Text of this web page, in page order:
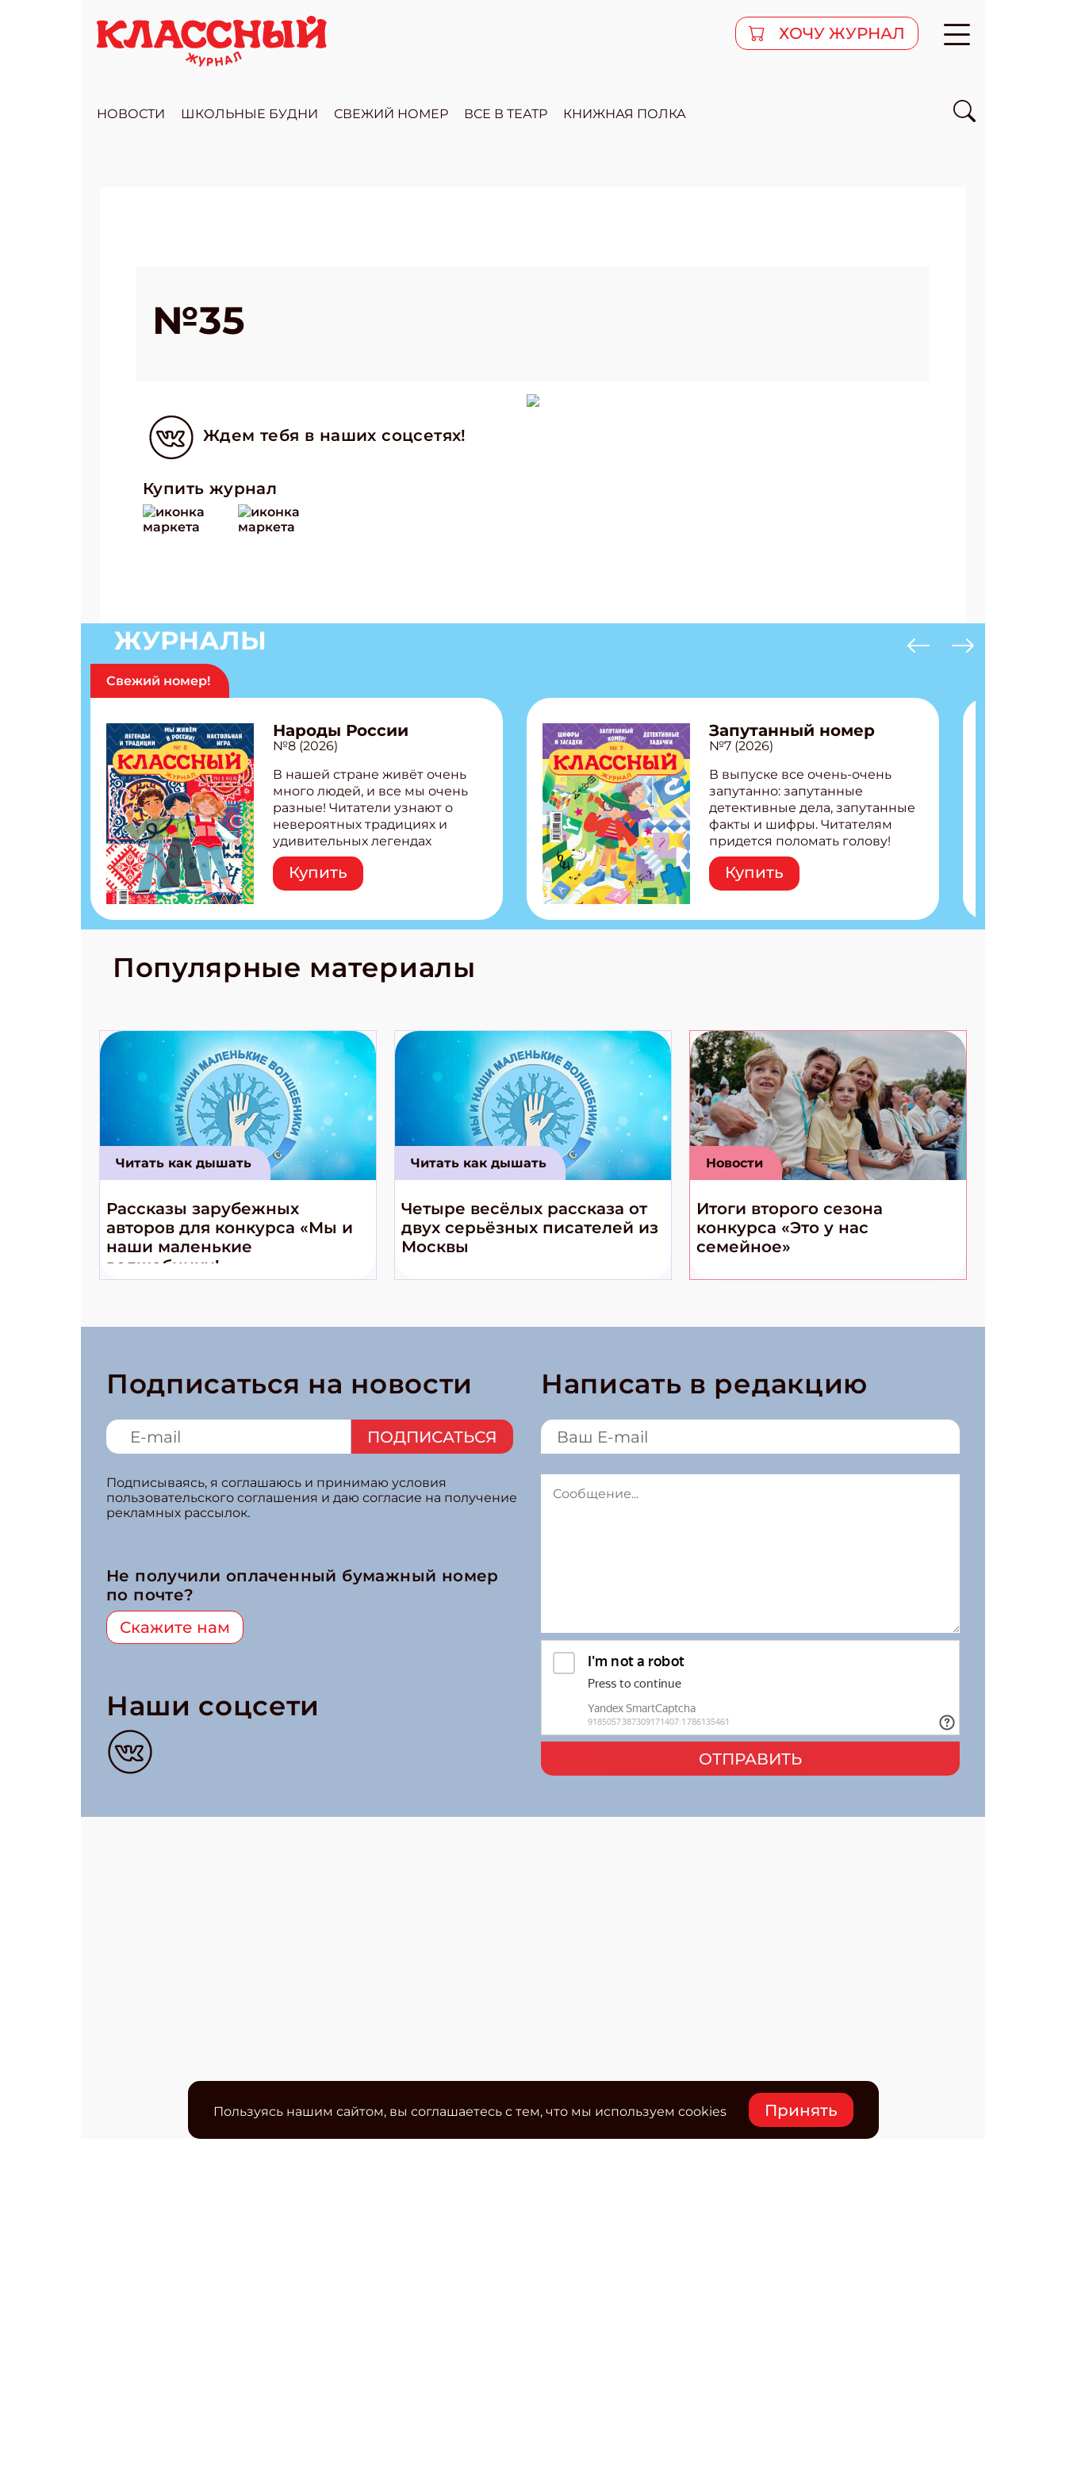
ХОЧУ ЖУРНАЛ
НОВОСТИ ШКОЛЬНЫЕ БУДНИ СВЕЖИЙ НОМЕР ВСЕ В ТЕАТР КНИЖНАЯ ПОЛКА
№35
Ждем тебя в наших соцсетях!
Купить журнал
ЖУРНАЛЫ
Свежий номер!
Народы России
№8 (2026)
В нашей стране живёт очень
много людей, и все мы очень
разные! Читатели узнают о
невероятных традициях и
удивительных легендах
народов России! Внутри:
Легенды татар, башкир и
бурятов Настольная игра
странные слова Традиционные
космические приключения!
Купить
Запутанный номер
№7 (2026)
В выпуске все очень-очень
запутанно: запутанные
детективные дела, запутанные
факты и шифры. Читателям
придется поломать голову!
Внутри: Шифры и
расшифровки Плетем
запутанные поделки
Ищем коды 3 комикса
Купить
Популярные материалы
Читать как дышать
Рассказы зарубежных
авторов для конкурса «Мы и
наши маленькие
волшебники!»
Читать как дышать
Четыре весёлых рассказа от
двух серьёзных писателей из
Москвы
Новости
Итоги второго сезона
конкурса «Это у нас
семейное»
Подписаться на новости
ПОДПИСАТЬСЯ
Подписываясь, я соглашаюсь и принимаю условия
пользовательского соглашения и даю согласие на получение
рекламных рассылок.
Не получили оплаченный бумажный номер
по почте?
Скажите нам
Наши соцсети
Написать в редакцию
ОТПРАВИТЬ
Пользуясь нашим сайтом, вы соглашаетесь с тем, что мы используем cookies Принять